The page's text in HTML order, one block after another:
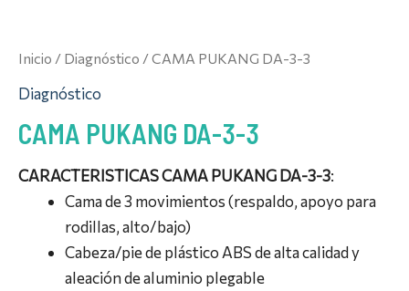
Inicio / Diagnóstico / CAMA PUKANG DA-3-3
Diagnóstico
CAMA PUKANG DA-3-3
CARACTERISTICAS CAMA PUKANG DA-3-3:
Cama de 3 movimientos (respaldo, apoyo para
rodillas, alto/bajo)
Cabeza/pie de plástico ABS de alta calidad y
aleación de aluminio plegable